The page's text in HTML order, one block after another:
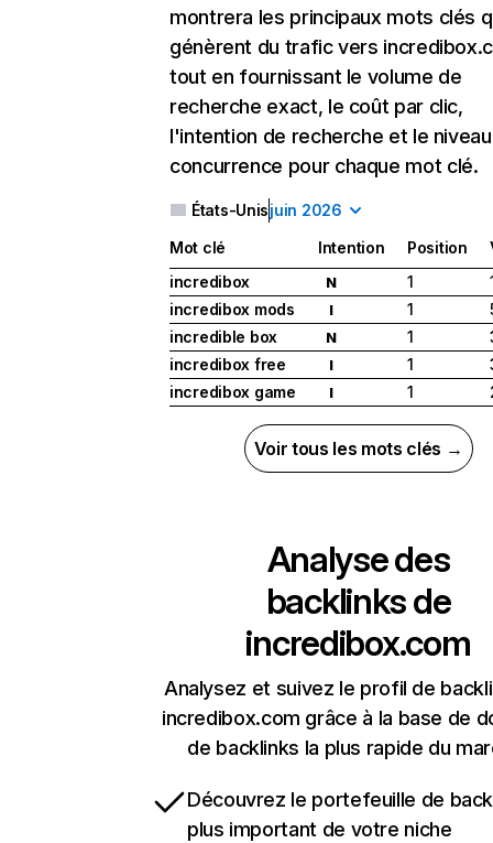
montrera les principaux mots clés
génèrent du trafic vers
tout en fournissant le volume de
recherche exact, le coût par clic,
l'intention de recherche et le
concurrence pour chaque mot clé.
États-Unisjuin 2026
Mot clé Intention Position
incredibox
N 1
incredibox mods
I 1
incredible box
N 1
incredibox free
I 1
incredibox game
I 1
Voir tous les mots clés →
Analyse des
backlinks de
incredibox.com
Analysez et suivez le profil de
incredibox.com grâce à la base de
de backlinks la plus rapide du
Découvrez le portefeuille de
plus important de votre niche